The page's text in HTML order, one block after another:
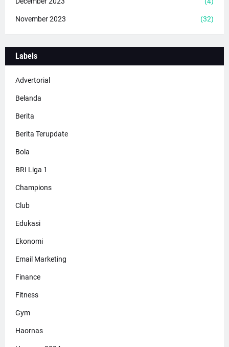
November 2023 (32)
Labels
Advertorial
Belanda
Berita
Berita Terupdate
Bola
BRI Liga 1
Champions
Club
Edukasi
Ekonomi
Email Marketing
Finance
Fitness
Gym
Haornas